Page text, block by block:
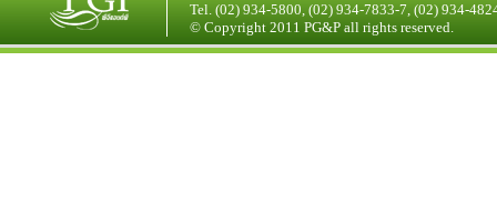
Tel. (02) 934-5800, (02) 934-7833-7, (02) 934-
© Copyright 2011 PG&P all rights reserved.